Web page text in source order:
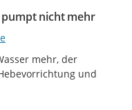
nicht mehr
mehr, der
und